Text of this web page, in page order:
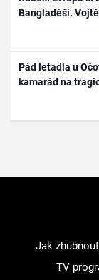
Bangladéši.
Pád letadla u
kamarád na
Jak zhubnout
TV